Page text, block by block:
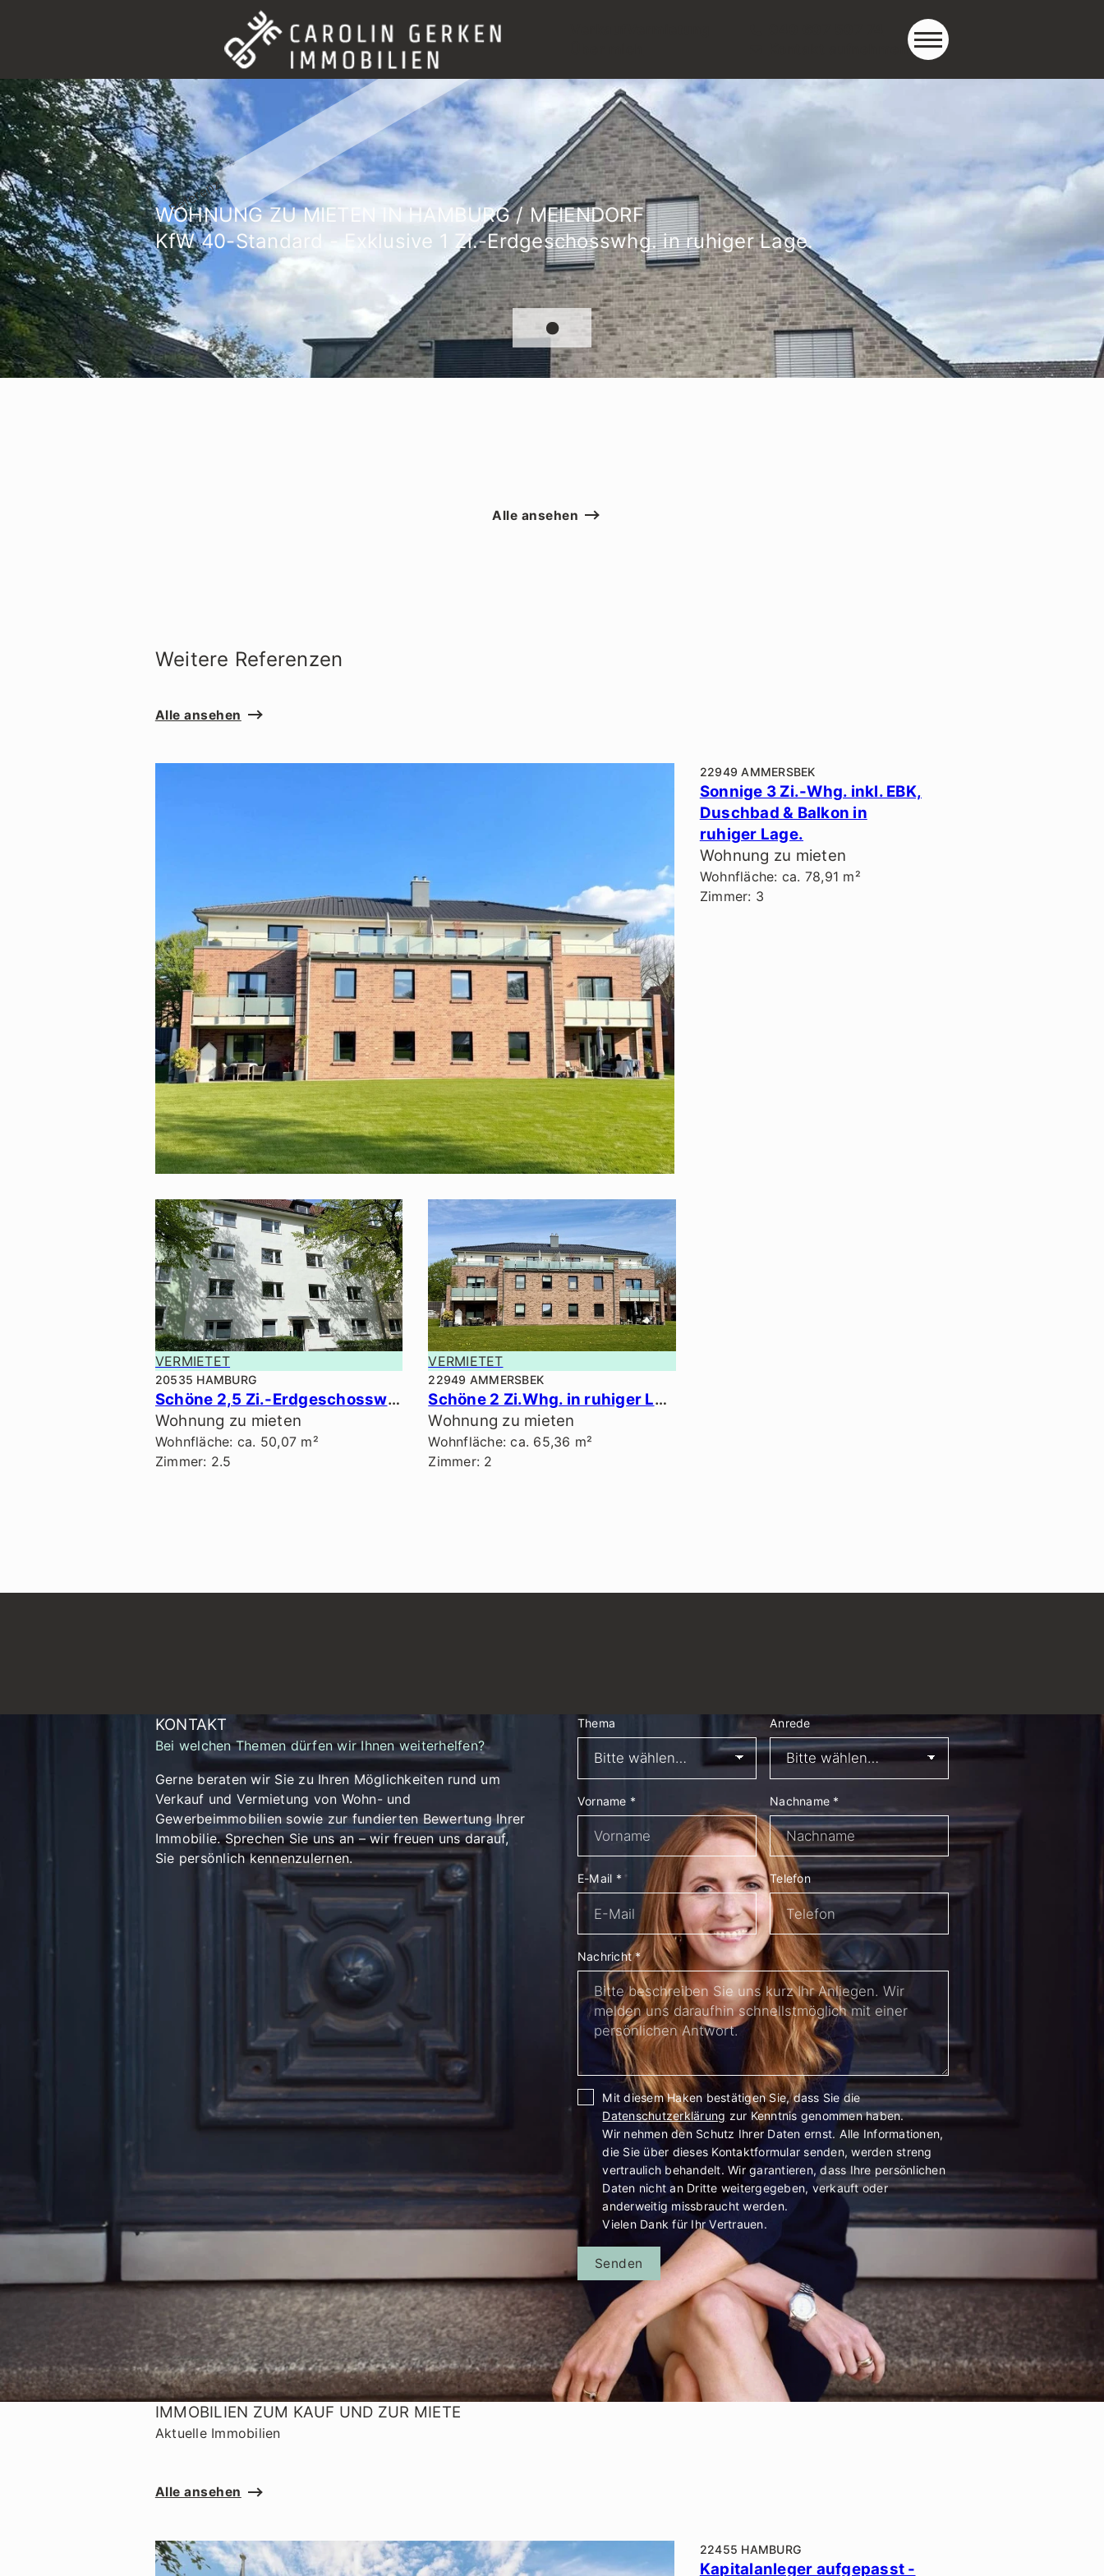
Kontakt aufnehmen
Referenz
WOHNUNG ZU MIETEN IN HAMBURG / MEIENDORF
KfW 40-Standard - Exklusive 1 Zi.-Erdgeschosswhg. in ruhiger Lage.
Alle ansehen
Weitere Referenzen
Alle ansehen
22949 AMMERSBEK
Sonnige 3 Zi.-Whg. inkl. EBK,
Duschbad & Balkon in
ruhiger Lage.
Wohnung zu mieten
Wohnfläche: ca. 78,91 m²
Zimmer: 3
VERMIETET
20535 HAMBURG
Schöne 2,5 Zi.-Erdgeschosswhg. in ruhiger Lage.
Wohnung zu mieten
Wohnfläche: ca. 50,07 m²
Zimmer: 2.5
VERMIETET
22949 AMMERSBEK
Schöne 2 Zi.Whg. in ruhiger Lage.
Wohnung zu mieten
Wohnfläche: ca. 65,36 m²
Zimmer: 2
KONTAKT
Bei welchen Themen dürfen wir Ihnen weiterhelfen?
Gerne beraten wir Sie zu Ihren Möglichkeiten rund um
Verkauf und Vermietung von Wohn- und
Gewerbeimmobilien sowie zur fundierten Bewertung Ihrer
Immobilie. Sprechen Sie uns an – wir freuen uns darauf,
Sie persönlich kennenzulernen.
Thema Anrede
Vorname * Nachname *
E-Mail * Telefon
Nachricht*
Mit diesem Haken bestätigen Sie, dass Sie die
Datenschutzerklärung zur Kenntnis genommen haben.
Wir nehmen den Schutz Ihrer Daten ernst. Alle Informationen,
die Sie über dieses Kontaktformular senden, werden streng
vertraulich behandelt. Wir garantieren, dass Ihre persönlichen
Daten nicht an Dritte weitergegeben, verkauft oder
anderweitig missbraucht werden.
Vielen Dank für Ihr Vertrauen.
Senden
IMMOBILIEN ZUM KAUF UND ZUR MIETE
Aktuelle Immobilien
Alle ansehen
22455 HAMBURG
Kapitalanleger aufgepasst -